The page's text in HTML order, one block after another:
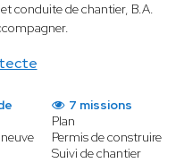
conduite de chantier, B.A.
7 missions
Plan
Permis de construire
Suivi de chantier